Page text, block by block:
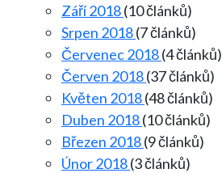
Září 2018(10 článků)
Srpen 2018(7 článků)
Červenec 2018(4 článků)
Červen 2018(37 článků)
Květen 2018(48 článků)
Duben 2018(10 článků)
Březen 2018(9 článků)
Únor 2018(3 článků)